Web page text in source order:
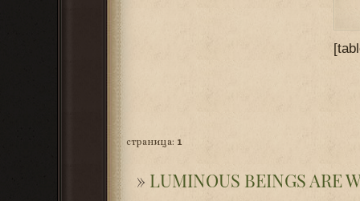
страница: 1
» LUMINOUS BEINGS ARE